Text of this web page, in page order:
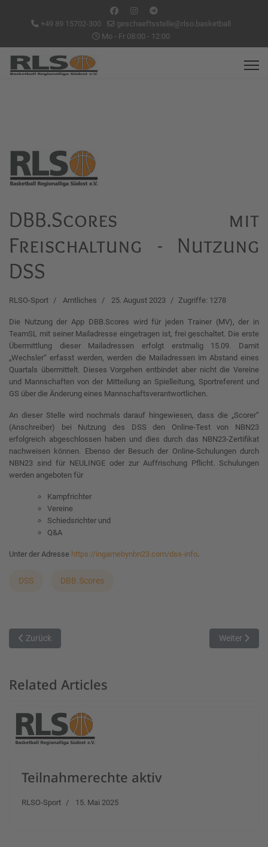
+49 89 15702-300
geschaeftsstelle@rlso.basketball
Mo - Fr 08:00 - 12:00
DBB.Scores mit
Freischaltung - Nutzung
DSS
RLSO-Sport Amtliches 25. August 2023 Zugriffe: 1278
Die Nutzung der App DBB.Scores wird für jeden Trainer (MV), der in
TeamSL mit seiner Mailadresse eingetragen ist, frei geschaltet. Die erste
Übermittlung dieser Mailadressen erfolgt erstmalig 15.09. Damit
„Wechsler“ erfasst werden, werden die Mailadressen im Abstand eines
Quartals übermittelt. Dieses Vorgehen entbindet aber nicht die Vereine
und Mannschaften von der Mitteilung an Spielleitung, Sportreferent und
GS über die Änderung eines Mannschaftsverantwortlichen.
An dieser Stelle wird nochmals darauf hingewiesen, dass die „Scorer“
(Anschreiber) bei Nutzung des DSS den Online-Test von NBN23
erfolgreich abgeschlossen haben und dies durch das NBN23-Zertifikat
nachweisen können. Ebenso der Besuch der Online-Schulungen durch
NBN23 sind für NEULINGE oder zur Auffrischung Pflicht. Schulungen
werden angeboten für
Kampfrichter
Vereine
Schiedsrichter und
Q&A
Unter der Adresse https://ingamebynbn23.com/dss-info.
DSS DBB.Scores
Vorheriger Beitrag: Webinar: Erstellung der Presseberichte
Zurück Nächster
Weiter
Related Articles
Teilnahmerechte aktiv
RLSO-Sport 15. Mai 2025